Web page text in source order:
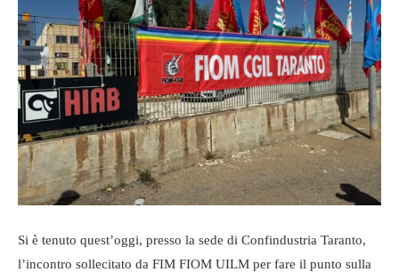
Si è tenuto quest’oggi, presso la sede di Confindustria Taranto,
l’incontro sollecitato da FIM FIOM UILM per fare il punto sulla